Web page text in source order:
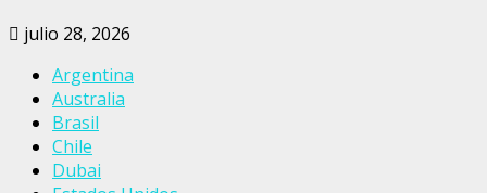
julio 28, 2026
Argentina
Australia
Brasil
Chile
Dubai